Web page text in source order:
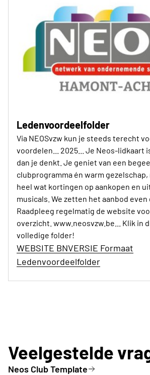
Ledenvoordeelfolder
Via NEOSvzw kun je steeds terecht
voordelen... 2025... Je Neos-lidkaart
dan je denkt. Je geniet van een
clubprogramma én warm gezelschap,
heel wat kortingen op aankopen en
musicals. We zetten het aanbod even
Raadpleeg regelmatig de website
overzicht. www.neosvzw.be... Klik in
volledige folder!
WEBSITE BNVERSIE Formaat
Ledenvoordeelfolder
Veelgestelde
Neos Club Template